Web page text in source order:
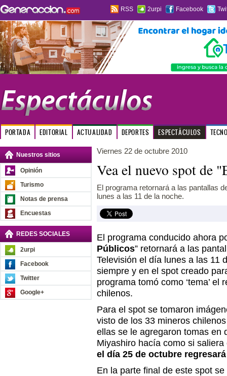
RSS 2urpi Facebook
PORTADA EDITORIAL ACTUALIDAD DEPORTES ESPECTÁCULOS
Nuestros sitios
Opinión
Turismo
Notas de prensa
Encuestas
REDES SOCIALES
2urpi
Facebook
Twitter
Google+
Viernes 22 de octubre 2010
Vea el nuevo spot de
El programa retornará a las pantallas
lunes a las 11 de la noche.
El programa conducido ahora
Públicos” retornará a las
Televisión el día lunes a las 11
siempre y en el spot creado
programa tomó como ‘tema’ el
chilenos.
Para el spot se tomaron
visto de los 33 mineros
ellas se le agregaron tomas en
Miyashiro hacía como si
el día 25 de octubre
En la parte final de este spot